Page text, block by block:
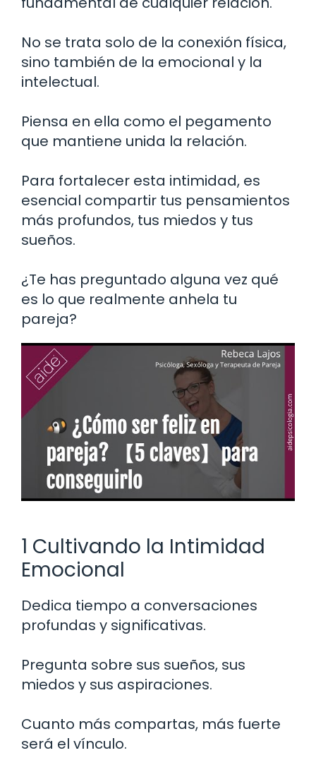
No se trata solo de la conexión física,
sino también de la emocional y la
intelectual.
Piensa en ella como el pegamento
que mantiene unida la relación.
Para fortalecer esta intimidad, es
esencial compartir tus pensamientos
más profundos, tus miedos y tus
sueños.
¿Te has preguntado alguna vez qué
es lo que realmente anhela tu
pareja?
1 Cultivando la Intimidad
Emocional
Dedica tiempo a conversaciones
profundas y significativas.
Pregunta sobre sus sueños, sus
miedos y sus aspiraciones.
Cuanto más compartas, más fuerte
será el vínculo.